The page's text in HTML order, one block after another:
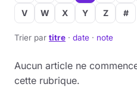
V
W X Y Z #
Trier par titre · date · note
Aucun article ne
cette rubrique.